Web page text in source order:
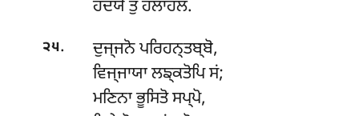
ਹਦਯੇ ਤੁ ਹਲਾਹਲਂ.
੨੫.
ਦੁਜ੍ਜਨੋ ਪਰਿਹਨ੍ਤਬ੍ਬੋ,
ਵਿਜ੍ਜਾਯਾ ਲਙ੍ਕਤੋਪਿ ਸਂ;
ਮਣਿਨਾ ਭੂਸਿਤੋ ਸਪ੍ਪੋ,